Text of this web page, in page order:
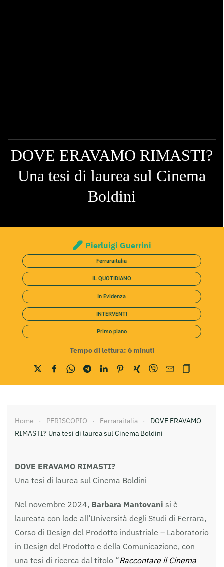
DOVE ERAVAMO RIMASTI?
Una tesi di laurea sul Cinema
Boldini
Pierluigi Guerrini
Ferraraitalia
IL QUOTIDIANO
In Evidenza
INTERVENTI
Primo piano
Tempo di lettura: 6 minuti
Home PERISCOPIO Ferraraitalia
DOVE ERAVAMO
RIMASTI? Una tesi di laurea sul Cinema Boldini
DOVE ERAVAMO RIMASTI?
Una tesi di laurea sul Cinema Boldini
Nel novembre 2024, Barbara Mantovani si è
laureata con lode all’Università degli Studi di Ferrara,
Corso di Design del Prodotto industriale – Laboratorio
in Design del Prodotto e della Comunicazione, con
una tesi di ricerca dal titolo “Raccontare il Cinema